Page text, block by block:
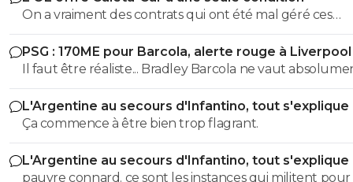
On a vraiment des contrats qui ont été mal géré ces
dernières années. On est obligé de ce coltiner tous ces
joueurs jusqu'au bout. Ca nous bloque aussi dans le
recrutement.
PSG : 170ME pour Barcola, alerte rouge à Liverpool
Il faut être réaliste... Bradley Barcola ne vaut
170 millions d'euros. C'est Bradley Barcola qui doit ruminer en
voyant que le PSG est peut être en train de lui faire
bas afin de le retenir.
L'Argentine au secours d'Infantino, tout s'explique
Ça commence à être bien trop flagrant.
L'Argentine au secours d'Infantino, tout s'explique
pauvre connard. ce sont les instances qui militent pour lui.